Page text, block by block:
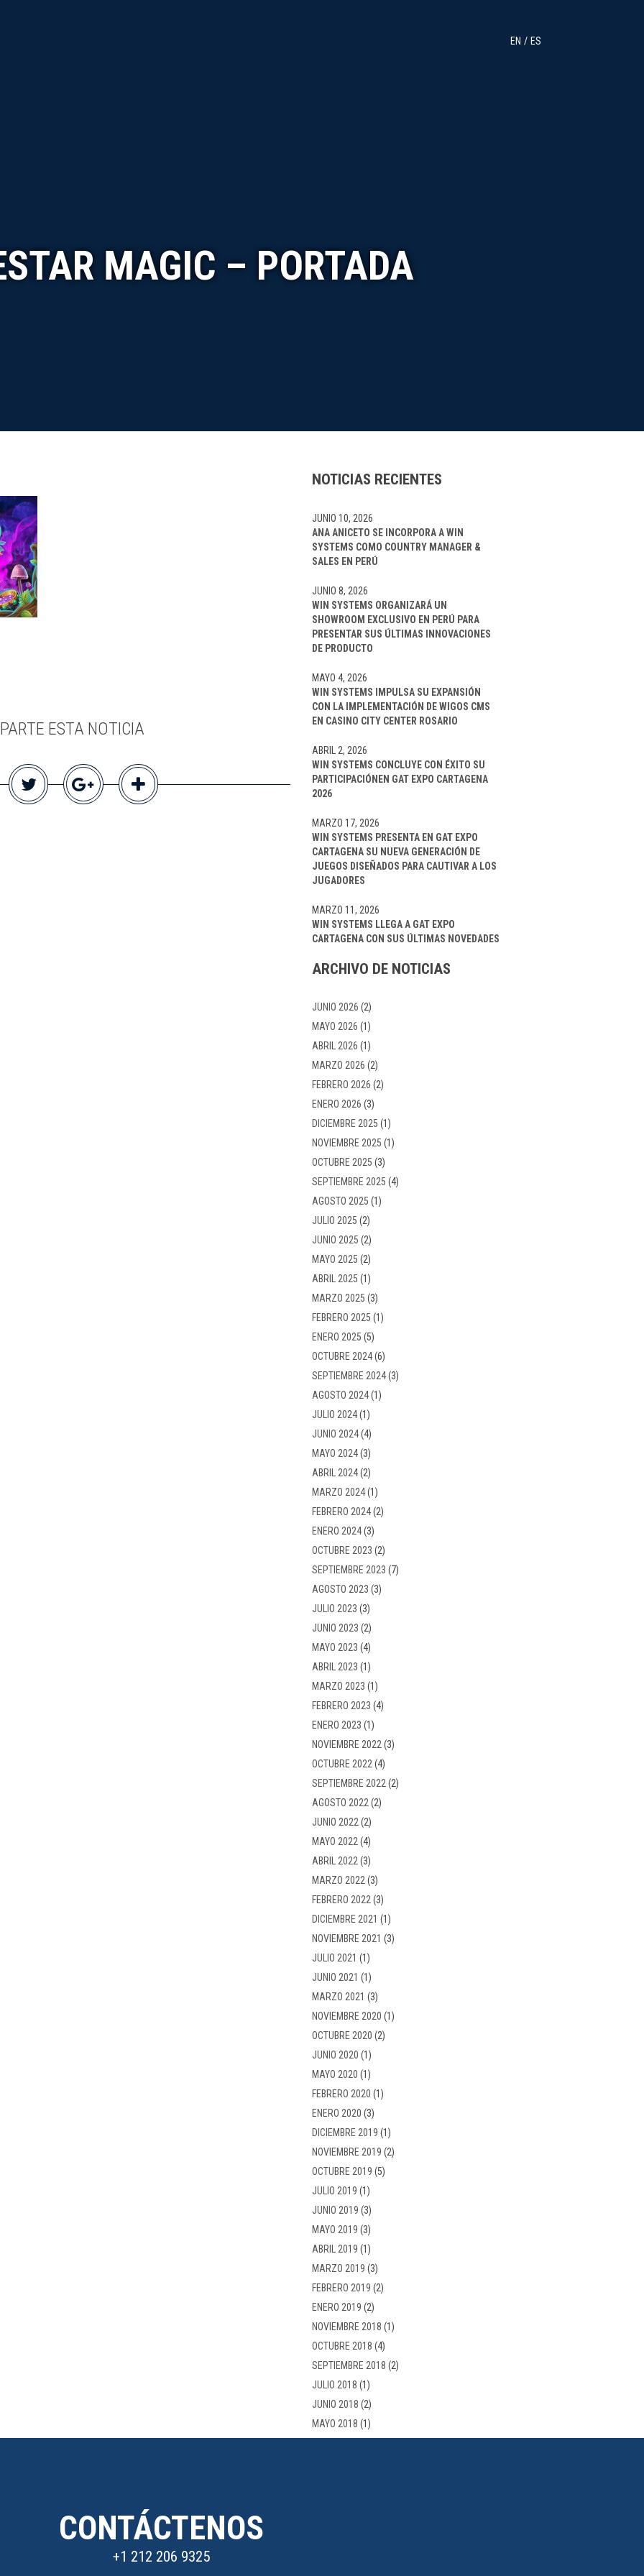
EN ES
MAGIC – PORTADA
ESTA NOTICIA
NOTICIAS RECIENTES
ANA ANICETO SE INCORPORA A WIN
SYSTEMS COMO COUNTRY MANAGER &
SALES EN PERÚ
JUNIO 10, 2026
WIN SYSTEMS ORGANIZARÁ UN
SHOWROOM EXCLUSIVO EN PERÚ PARA
PRESENTAR SUS ÚLTIMAS INNOVACIONES
DE PRODUCTO
JUNIO 8, 2026
WIN SYSTEMS IMPULSA SU EXPANSIÓN
CON LA IMPLEMENTACIÓN DE WIGOS CMS
EN CASINO CITY CENTER ROSARIO
MAYO 4, 2026
WIN SYSTEMS CONCLUYE CON ÉXITO SU
PARTICIPACIÓNEN GAT EXPO CARTAGENA
2026
ABRIL 2, 2026
WIN SYSTEMS PRESENTA EN GAT EXPO
CARTAGENA SU NUEVA GENERACIÓN DE
JUEGOS DISEÑADOS PARA CAUTIVAR A LOS
JUGADORES
MARZO 17, 2026
WIN SYSTEMS LLEGA A GAT EXPO
CARTAGENA CON SUS ÚLTIMAS NOVEDADES
MARZO 11, 2026
ARCHIVO DE NOTICIAS
JUNIO 2026 (2)
MAYO 2026 (1)
ABRIL 2026 (1)
MARZO 2026 (2)
FEBRERO 2026 (2)
ENERO 2026 (3)
DICIEMBRE 2025 (1)
NOVIEMBRE 2025 (1)
OCTUBRE 2025 (3)
SEPTIEMBRE 2025 (4)
AGOSTO 2025 (1)
JULIO 2025 (2)
JUNIO 2025 (2)
MAYO 2025 (2)
ABRIL 2025 (1)
MARZO 2025 (3)
FEBRERO 2025 (1)
ENERO 2025 (5)
OCTUBRE 2024(6)
SEPTIEMBRE 2024(3)
AGOSTO 2024(1)
JULIO 2024(1)
JUNIO 2024(4)
MAYO 2024(3)
ABRIL 2024(2)
MARZO 2024(1)
FEBRERO 2024(2)
ENERO 2024(3)
OCTUBRE 2023 (2)
SEPTIEMBRE 2023 (7)
AGOSTO 2023 (3)
JULIO 2023 (3)
JUNIO 2023 (2)
MAYO 2023 (4)
ABRIL 2023 (1)
MARZO 2023 (1)
FEBRERO 2023 (4)
ENERO 2023 (1)
NOVIEMBRE 2022 (3)
OCTUBRE 2022 (4)
SEPTIEMBRE 2022 (2)
AGOSTO 2022 (2)
JUNIO 2022 (2)
MAYO 2022 (4)
ABRIL 2022 (3)
MARZO 2022 (3)
FEBRERO 2022 (3)
DICIEMBRE 2021 (1)
NOVIEMBRE 2021 (3)
JULIO 2021 (1)
JUNIO 2021 (1)
MARZO 2021 (3)
NOVIEMBRE 2020 (1)
OCTUBRE 2020 (2)
JUNIO 2020 (1)
MAYO 2020 (1)
FEBRERO 2020 (1)
ENERO 2020 (3)
DICIEMBRE 2019 (1)
NOVIEMBRE 2019 (2)
OCTUBRE 2019 (5)
JULIO 2019 (1)
JUNIO 2019 (3)
MAYO 2019 (3)
ABRIL 2019 (1)
MARZO 2019 (3)
FEBRERO 2019 (2)
ENERO 2019 (2)
NOVIEMBRE 2018 (1)
OCTUBRE 2018 (4)
SEPTIEMBRE 2018 (2)
JULIO 2018 (1)
JUNIO 2018 (2)
MAYO 2018 (1)
CONTÁCTENOS
+1 212 206 9325